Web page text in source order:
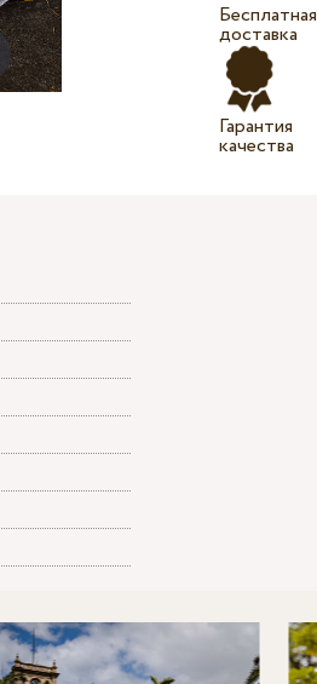
Бесплатная
доставка
Гарантия
качества